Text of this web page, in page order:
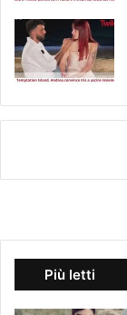
Più letti